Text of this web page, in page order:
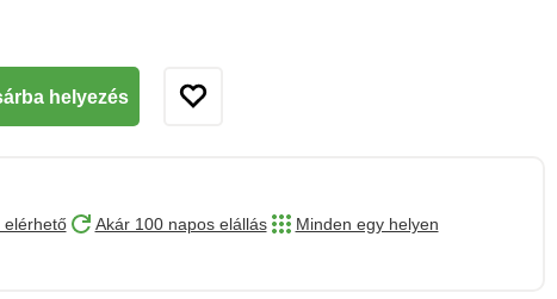
helyezés
elérhető Akár 100 napos elállás Minden egy helyen